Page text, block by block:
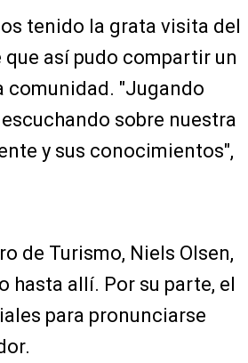
tenido la grata visita del
así pudo compartir un
comunidad. "Jugando
sobre nuestra
y sus conocimientos",
de Turismo, Niels Olsen,
hasta allí. Por su parte, el
para pronunciarse